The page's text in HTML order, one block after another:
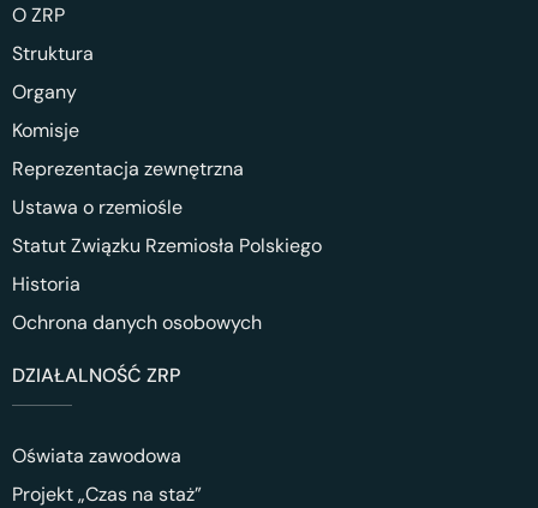
O ZRP
Struktura
Organy
Komisje
Reprezentacja zewnętrzna
Ustawa o rzemiośle
Statut Związku Rzemiosła Polskiego
Historia
Ochrona danych osobowych
DZIAŁALNOŚĆ ZRP
Oświata zawodowa
Projekt „Czas na staż”